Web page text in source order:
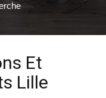
Et
Lille